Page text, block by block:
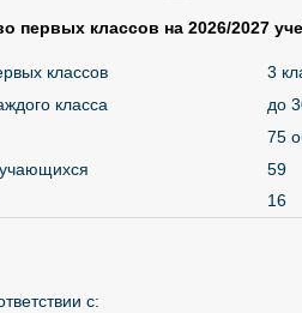
первых классов на 2026/2027
классов
3
класса
до
75
59
16
с: